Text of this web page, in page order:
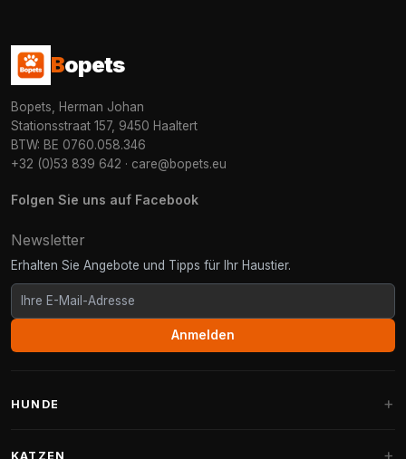
Bopets
Bopets, Herman Johan
Stationsstraat 157, 9450 Haaltert
BTW: BE 0760.058.346
+32 (0)53 839 642 · care@bopets.eu
Folgen Sie uns auf Facebook
Newsletter
Erhalten Sie Angebote und Tipps für Ihr Haustier.
Anmelden
HUNDE
KATZEN